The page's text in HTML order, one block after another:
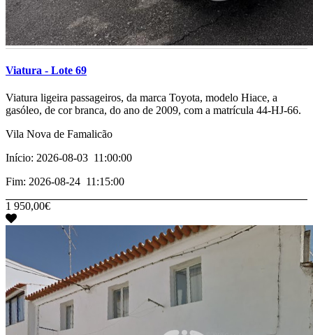
Viatura - Lote 69
­Viatura ligeira passageiros, da marca Toyota, modelo Hiace, a
gasóleo, de cor branca, do ano de 2009, com a matrícula 44-HJ-66.
Vila Nova de Famalicão
Início: 2026-08-03 11:00:00
Fim: 2026-08-24 11:15:00
1 950,00€